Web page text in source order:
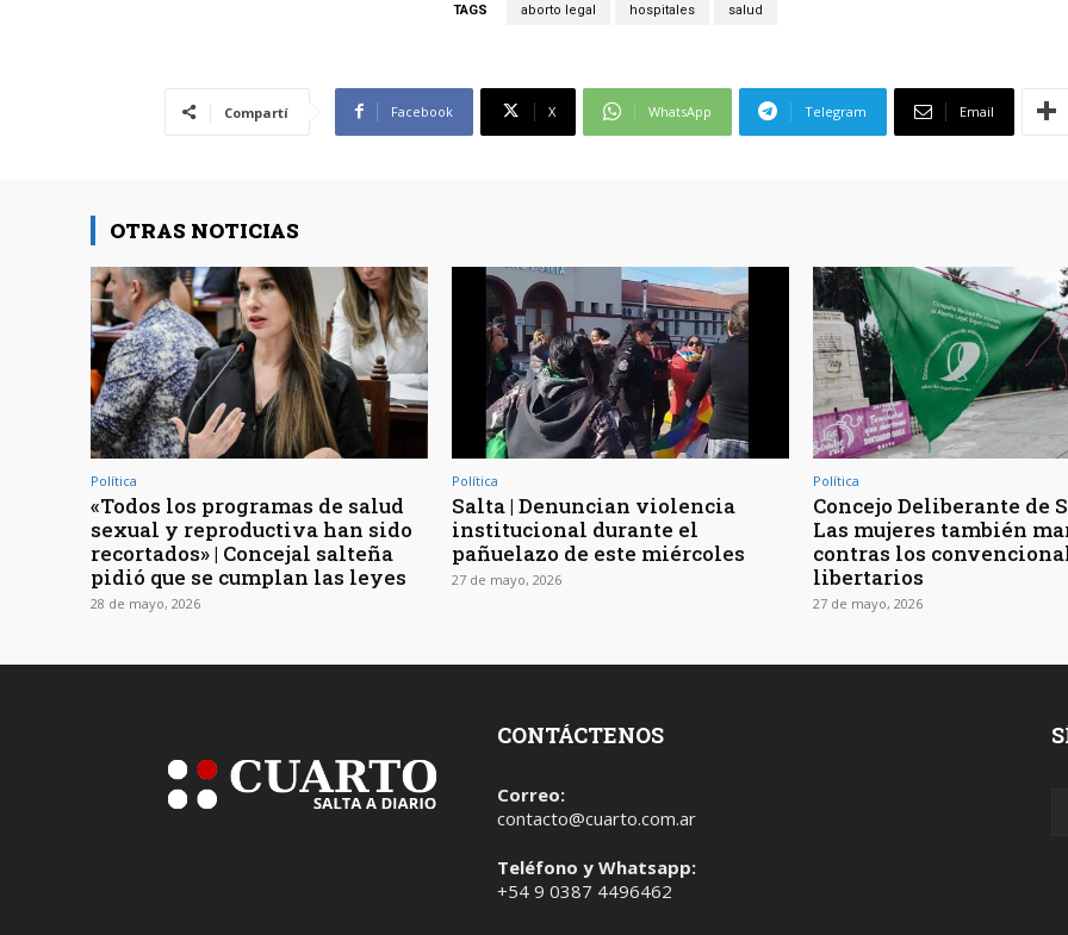
TAGS aborto legal hospitales salud
Compartí Facebook X WhatsApp Telegram Email
OTRAS NOTICIAS
Política
«Todos los programas de salud
sexual y reproductiva han sido
recortados» | Concejal salteña
pidió que se cumplan las leyes
28 de mayo, 2026
Política
Salta | Denuncian violencia
institucional durante el
pañuelazo de este miércoles
27 de mayo, 2026
Política
Concejo Deliberante de
Las mujeres también
contras los
libertarios
27 de mayo, 2026
CONTÁCTENOS
Correo:
contacto@cuarto.com.ar
Teléfono y Whatsapp:
+54 9 0387 4496462